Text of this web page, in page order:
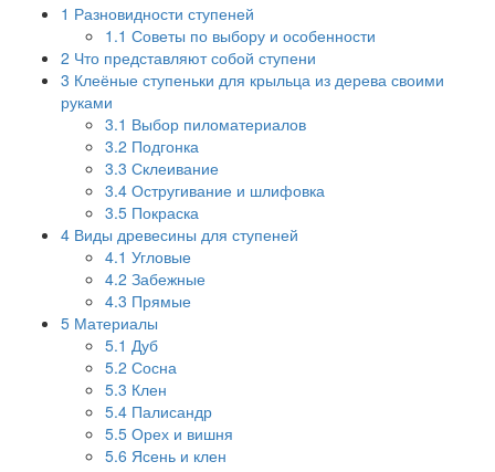
1 Разновидности ступеней
1.1 Советы по выбору и особенности
2 Что представляют собой ступени
3 Клеёные ступеньки для крыльца из дерева своими
руками
3.1 Выбор пиломатериалов
3.2 Подгонка
3.3 Склеивание
3.4 Остругивание и шлифовка
3.5 Покраска
4 Виды древесины для ступеней
4.1 Угловые
4.2 Забежные
4.3 Прямые
5 Материалы
5.1 Дуб
5.2 Сосна
5.3 Клен
5.4 Палисандр
5.5 Орех и вишня
5.6 Ясень и клен